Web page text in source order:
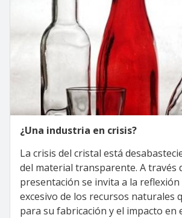
¿Una industria en crisis?
La crisis del cristal está
del material transparente. A través
presentación se invita a la reflexión
excesivo de los recursos naturales
para su fabricación y el impacto en